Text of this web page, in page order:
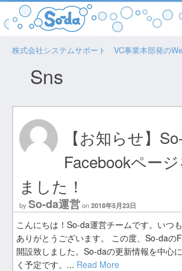
株式会社システムサポート VC事業本部発の
Sns
【お知らせ】
Facebookペー
ました！
by So-da運営 on 2018年5月23日
こんにちは！So-da運営チームです。いつ
ありがとうございます。 この度、So-daの
開設致しました。So-daの更新情報を中心
く予定です。... Read More